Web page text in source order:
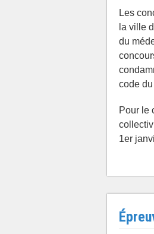
Les
la ville
du
code
Pour le
1er